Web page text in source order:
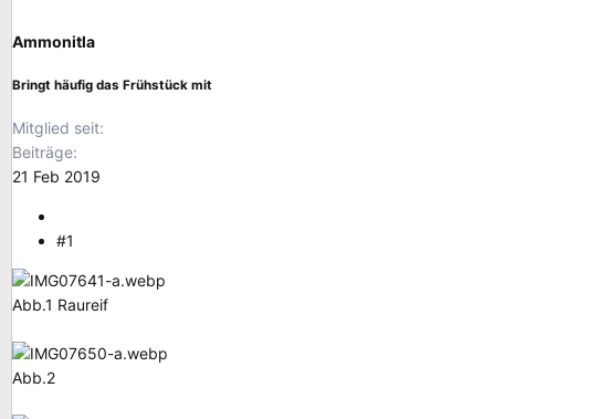
m
Ammonitla
Bringt häufig das Frühstück mit
Mitglied seit
Beiträge
21 Feb 2019
#1
Abb.1 Raureif
Abb.2